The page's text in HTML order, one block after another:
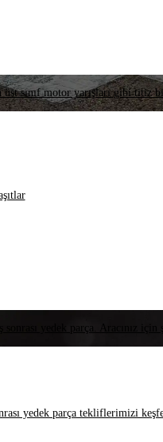
sınıf motor yarışları gibi titiz
yedek parça. Aracınız
yedek parça tekliflerimizi